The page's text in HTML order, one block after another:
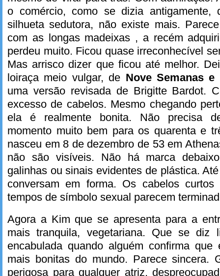
o comércio, como se dizia antigamente,
silhueta sedutora, não existe mais.
com as longas madeixas , a recém
perdeu muito. Ficou quase irreconhecível
Mas arrisco dizer que ficou até melhor.
loiraça meio vulgar, de Nove Semanas
uma versão revisada de Brigitte Bardot.
excesso de cabelos. Mesmo chegando
ela é realmente bonita. Não precisa
momento muito bem para os quarenta e
nasceu em 8 de dezembro de 53 em
não são visíveis. Não há marca
galinhas ou sinais evidentes de plástica.
conversam em forma. Os cabelos curtos
tempos de símbolo sexual parecem
Agora a Kim que se apresenta para a
mais tranquila, vegetariana. Que se diz
encabulada quando alguém confirma
mais bonitas do mundo. Parece sincera.
perigosa para qualquer atriz,